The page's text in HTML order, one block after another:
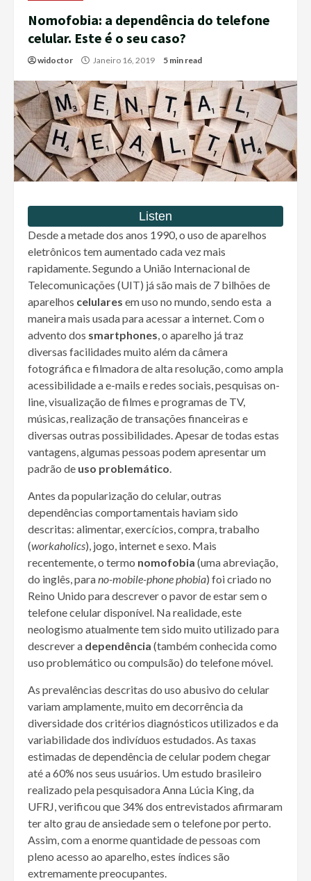
Nomofobia: a dependência do telefone
celular. Este é o seu caso?
widoctor Janeiro 16, 2019 5 min read
Desde a metade dos anos 1990, o uso de aparelhos
eletrônicos tem aumentado cada vez mais
rapidamente. Segundo a União Internacional de
Telecomunicações (UIT) já são mais de 7 bilhões de
aparelhos celulares em uso no mundo, sendo esta a
maneira mais usada para acessar a internet. Com o
advento dos smartphones, o aparelho já traz
diversas facilidades muito além da câmera
fotográfica e filmadora de alta resolução, como ampla
acessibilidade a e-mails e redes sociais, pesquisas on-
line, visualização de filmes e programas de TV,
músicas, realização de transações financeiras e
diversas outras possibilidades. Apesar de todas estas
vantagens, algumas pessoas podem apresentar um
padrão de uso problemático.
Antes da popularização do celular, outras
dependências comportamentais haviam sido
descritas: alimentar, exercícios, compra, trabalho
(workaholics), jogo, internet e sexo. Mais
recentemente, o termo nomofobia (uma abreviação,
do inglês, parano-mobile-phone phobia) foi criado no
Reino Unido para descrever o pavor de estar sem o
telefone celular disponível. Na realidade, este
neologismo atualmente tem sido muito utilizado para
descrever a dependência (também conhecida como
uso problemático ou compulsão) do telefone móvel.
As prevalências descritas do uso abusivo do celular
variam amplamente, muito em decorrência da
diversidade dos critérios diagnósticos utilizados e da
variabilidade dos indivíduos estudados. As taxas
estimadas de dependência de celular podem chegar
até a 60% nos seus usuários. Um estudo brasileiro
realizado pela pesquisadora Anna Lúcia King, da
UFRJ, verificou que 34% dos entrevistados afirmaram
ter alto grau de ansiedade sem o telefone por perto.
Assim, com a enorme quantidade de pessoas com
pleno acesso ao aparelho, estes índices são
extremamente preocupantes.